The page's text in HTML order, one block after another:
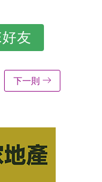
友
下一則